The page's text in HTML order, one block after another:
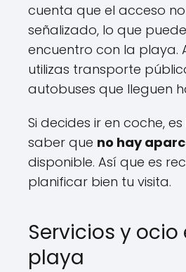
cuenta que el acceso
señalizado, lo que
encuentro con la playa.
utilizas transporte
autobuses que lleguen
Si decides ir en coche,
saber que no hay
disponible. Así que es
planificar bien tu visita.
Servicios y ocio
playa